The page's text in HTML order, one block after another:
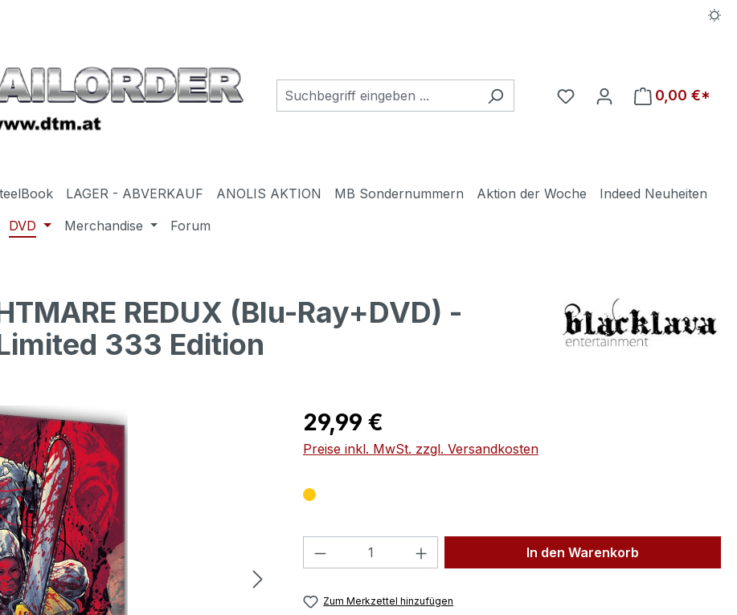
Du hast 0 Produkte auf
0,00 €*
LAGER - ABVERKAUF ANOLIS AKTION MB Sondernummern Aktion der Woche
Indeed Neuheiten
DVD Merchandise Forum
REDUX (Blu-Ray+DVD) -
333 Edition
Regulärer Preis:
29,99 €
Preise inkl. MwSt. zzgl. Versandkosten
Produkt Anzahl: Gib den gewünschten Wert
In den Warenkorb
Zum Merkzettel hinzufügen